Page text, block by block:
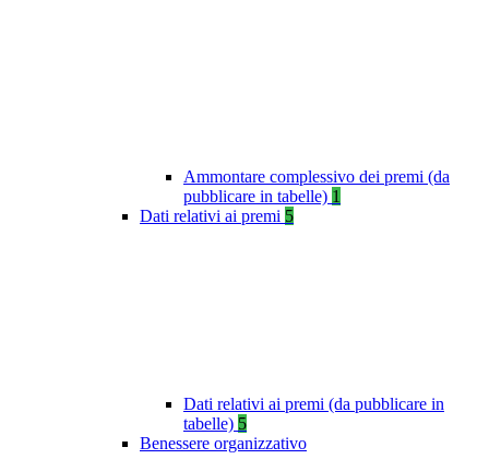
Ammontare complessivo dei premi (da
pubblicare in tabelle) 1
Dati relativi ai premi 5
Dati relativi ai premi (da pubblicare in
tabelle) 5
Benessere organizzativo